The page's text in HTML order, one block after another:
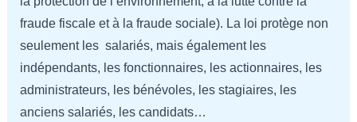
fraude fiscale et à la fraude sociale). La loi protège non
seulement les salariés, mais également les
indépendants, les fonctionnaires, les actionnaires, les
administrateurs, les bénévoles, les stagiaires, les
anciens salariés, les candidats…